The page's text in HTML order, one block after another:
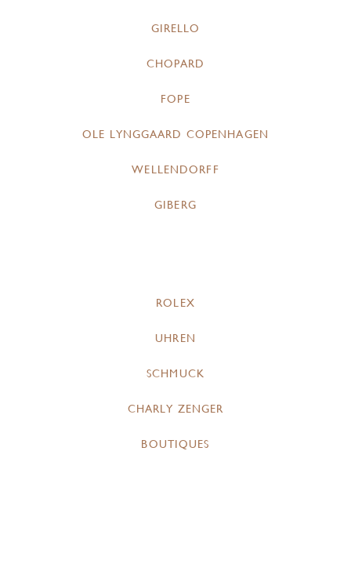
GIRELLO
CHOPARD
FOPE
OLE LYNGGAARD COPENHAGEN
WELLENDORFF
GIBERG
ROLEX
UHREN
SCHMUCK
CHARLY ZENGER
BOUTIQUES